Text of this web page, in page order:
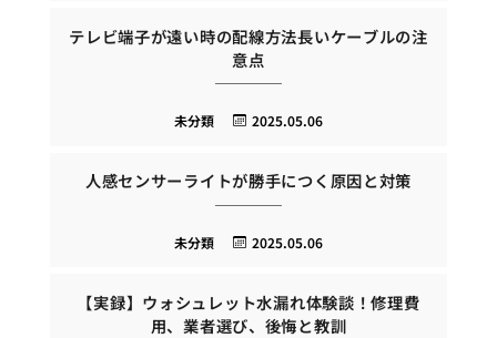
テレビ端子が遠い時の配線方法長いケーブルの注
意点
2025.05.06
未分類
人感センサーライトが勝手につく原因と対策
2025.05.06
未分類
【実録】ウォシュレット水漏れ体験談！修理費
用、業者選び、後悔と教訓